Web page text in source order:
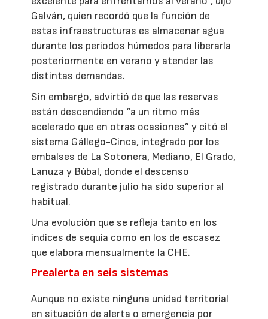
Galván, quien recordó que la función de
estas infraestructuras es almacenar agua
durante los periodos húmedos para liberarla
posteriormente en verano y atender las
distintas demandas.
Sin embargo, advirtió de que las reservas
están descendiendo “a un ritmo más
acelerado que en otras ocasiones” y citó el
sistema Gállego-Cinca, integrado por los
embalses de La Sotonera, Mediano, El Grado,
Lanuza y Búbal, donde el descenso
registrado durante julio ha sido superior al
habitual.
Una evolución que se refleja tanto en los
índices de sequía como en los de escasez
que elabora mensualmente la CHE.
Prealerta en seis sistemas
Aunque no existe ninguna unidad territorial
en situación de alerta o emergencia por